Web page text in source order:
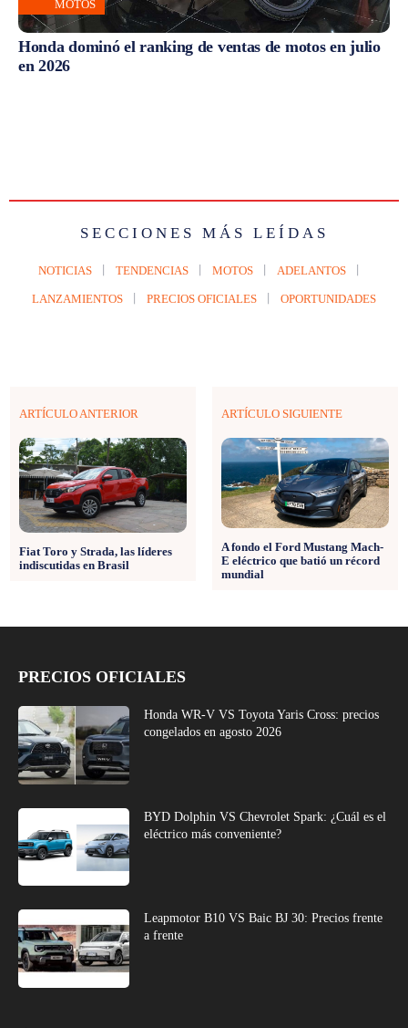
MOTOS
Honda dominó el ranking de ventas de motos en julio
en 2026
SECCIONES MÁS LEÍDAS
NOTICIAS TENDENCIAS MOTOS ADELANTOS
LANZAMIENTOS PRECIOS OFICIALES OPORTUNIDADES
ARTÍCULO ANTERIOR
Fiat Toro y Strada, las líderes
indiscutidas en Brasil
ARTÍCULO SIGUIENTE
A fondo el Ford Mustang Mach-
E eléctrico que batió un récord
mundial
PRECIOS OFICIALES
Honda WR-V VS Toyota Yaris Cross: precios
congelados en agosto 2026
BYD Dolphin VS Chevrolet Spark: ¿Cuál es el
eléctrico más conveniente?
Leapmotor B10 VS Baic BJ 30: Precios frente
a frente